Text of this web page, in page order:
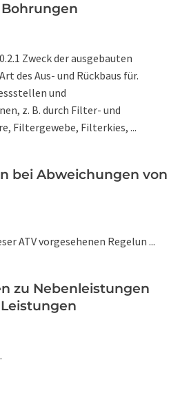
Zweck der ausgebauten
des Aus- und Rückbaus für.
und
z. B. durch Filter- und
Filtergewebe, Filterkies, ...
bei Abweichungen von
ATV vorgesehenen Regelun ...
zu Nebenleistungen